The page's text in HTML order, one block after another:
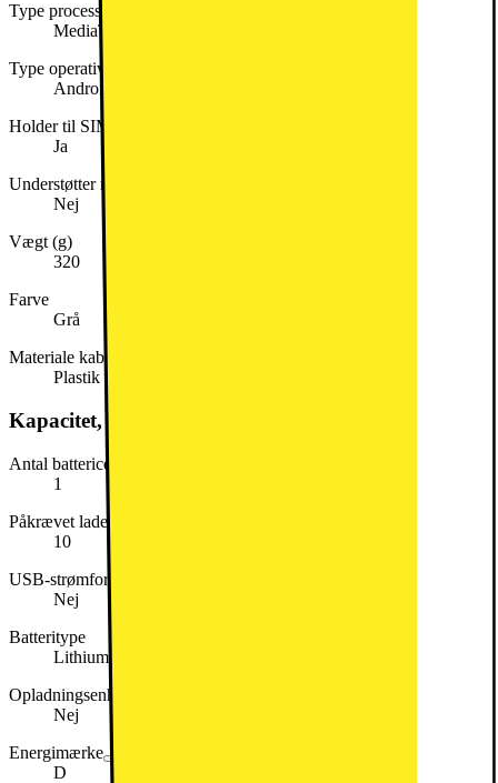
Type processor
MediaTek Helio
Type operativsystem (OS)
Android
Holder til SIM-kort
Ja
Understøtter mobilt netværk
Nej
Vægt (g)
320
Farve
Grå
Materiale kabinet
Plastik
Kapacitet, forbrug og strøm
Antal battericeller
1
Påkrævet ladeeffekt (min. i W)
10
USB-strømforsyning (USB PD)
Nej
Batteritype
Lithium-ion
Opladningsenhed inkluderet
Nej
Energimærke
D